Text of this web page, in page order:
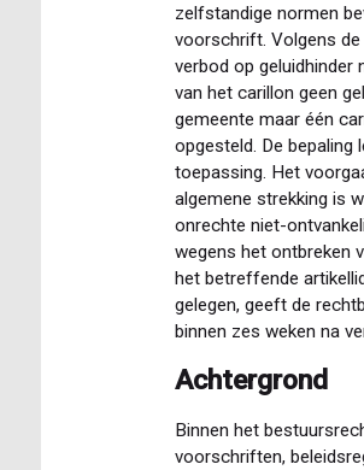
zelfstandige normen
voorschrift. Volgens
verbod op geluidhinder
van het carillon geen
gemeente maar één
opgesteld. De bepaling
toepassing. Het
algemene strekking is
onrechte niet-
wegens het ontbreken
het betreffende
gelegen, geeft de
binnen zes weken na
Achtergrond
Binnen het
voorschriften,